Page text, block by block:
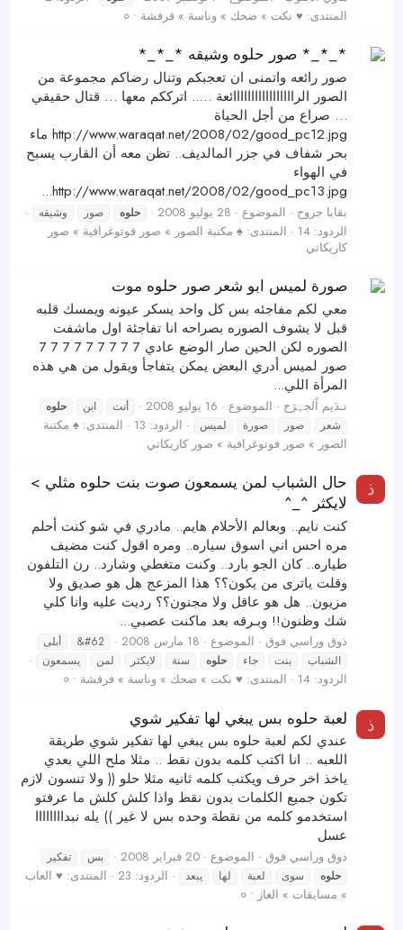
المنتدى: ♥ نكت » ضحك » وناسة » فرفشة • ०
*_*_* صور حلوه وشيقه *_*_*
صور رائعه واتمنى ان تعجبكم وتنال رضاكم مجموعة من
الصور الرااااااااااااااااائعة ….. اترككم معها … قتال حقيقي
… صراع من أجل الحياة
http://www.waraqat.net/2008/02/good_pc12.jpg ماء
بحر شفاف في جزر المالديف.. تظن معه أن القارب يسبح
في الهواء
http://www.waraqat.net/2008/02/good_pc13.jpg...
بقايا جروح الموضوع 28 يوليو 2008 حلوه صور وشيقه
الردود: 14 المنتدى: ♠ مكتبة الصور » صور فوتوغرافية » صور
كاريكاتي
صورة لميس ابو شعر صور حلوه موت
معي لكم مفاجئه بس كل واحد يسكر عيونه ويمسك قلبه
قبل لا يشوف الصوره بصراحه انا تفاجئة اول ماشفت
الصوره لكن الحين صار الوضع عادي 7 7 7 7 7 7 7 7 7
صور لميس أدري البعض يمكن يتفاجأ ويقول من هي هذه
المرأة اللي...
نـدَيم آَلجہرَح الموضوع 16 يوليو 2008 أنت ابن
حلوه
شعر
صور صورة لميس الردود: 13 المنتدى: ♠ مكتبة
الصور » صور فوتوغرافية » صور كاريكاتي
ذ
حال الشباب لمن يسمعون صوت بنت حلوه مثلي >
لايكثر ^_^
كنت نايم.. وبعالم الأحلام هايم.. مادري في شو كنت أحلم
مره احس اني اسوق سياره.. ومره اقول كنت مضيف
طياره.. كان الجو بارد.. وكنت متغطي وشارد.. رن التلفون
وقلت ياترى من يكون؟؟ هذا المزعج هل هو صديق ولا
مزيون.. هل هو عاقل ولا مجنون؟؟ رديت عليه وانا كلي
شك وظنون!! وبـرقه بعد ماكنت عصبي...
ذوق وراسي فوق الموضوع 18 مارس 2008 &#62
أبلى
الشباب
بنت جاء حلوه سنة لايكثر لمن يسمعون
الردود: 14 المنتدى: ♥ نكت » ضحك » وناسة » فرفشة • ०
ذ لعبة حلوه بس يبغي لها تفكير شوي
عندي لكم لعبة حلوه بس يبغي لها تفكير شوي طريقة
اللعبه .. انا اكتب كلمه بدون نقط .. مثلا ملح اللي بعدي
ياخذ اخر حرف ويكتب كلمه ثانيه مثلا حلو (( ولا تنسون لازم
تكون جميع الكلمات بدون نقط واذا كلش كلش ما عرفتو
استخدمو كلمه من نقطة وحده بس لا غير )) يله نبداااااااا
عسل
ذوق وراسي فوق الموضوع 20 فبراير 2008 بس
تفكير
حلوه
سوى لعبة لها يبعد الردود: 23 المنتدى: ♥ العاب
» مسابقات » الغاز • ०